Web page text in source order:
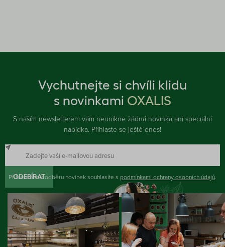
Vychutnejte si chvíli klidu
s novinkami OXALIS
S naším newsletterem vám neunikne žádná novinka ani speciální
nabídka. Přihlaste se ještě dnes!
ODEBÍRAT
Přihlášením k odběru novinek souhlasíte s podmínkami ochrany osobních údajů.